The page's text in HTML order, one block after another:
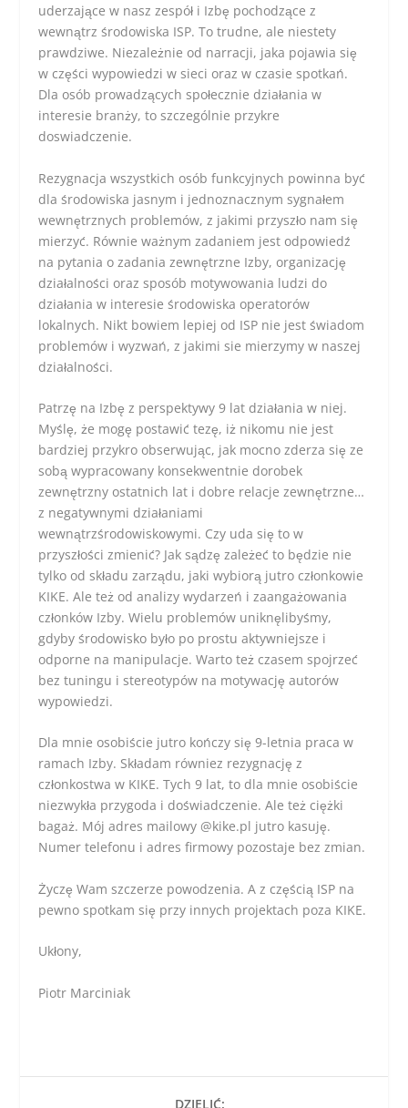
uderzające w nasz zespół i Izbę pochodzące z
wewnątrz środowiska ISP. To trudne, ale niestety
prawdziwe. Niezależnie od narracji, jaka pojawia się
w części wypowiedzi w sieci oraz w czasie spotkań.
Dla osób prowadzących społecznie działania w
interesie branży, to szczególnie przykre
doswiadczenie.
Rezygnacja wszystkich osób funkcyjnych powinna być
dla środowiska jasnym i jednoznacznym sygnałem
wewnętrznych problemów, z jakimi przyszło nam się
mierzyć. Równie ważnym zadaniem jest odpowiedź
na pytania o zadania zewnętrzne Izby, organizację
działalności oraz sposób motywowania ludzi do
działania w interesie środowiska operatorów
lokalnych. Nikt bowiem lepiej od ISP nie jest świadom
problemów i wyzwań, z jakimi sie mierzymy w naszej
działalności.
Patrzę na Izbę z perspektywy 9 lat działania w niej.
Myślę, że mogę postawić tezę, iż nikomu nie jest
bardziej przykro obserwując, jak mocno zderza się ze
sobą wypracowany konsekwentnie dorobek
zewnętrzny ostatnich lat i dobre relacje zewnętrzne…
z negatywnymi działaniami
wewnątrzśrodowiskowymi. Czy uda się to w
przyszłości zmienić? Jak sądzę zależeć to będzie nie
tylko od składu zarządu, jaki wybiorą jutro członkowie
KIKE. Ale też od analizy wydarzeń i zaangażowania
członków Izby. Wielu problemów uniknęlibyśmy,
gdyby środowisko było po prostu aktywniejsze i
odporne na manipulacje. Warto też czasem spojrzeć
bez tuningu i stereotypów na motywację autorów
wypowiedzi.
Dla mnie osobiście jutro kończy się 9-letnia praca w
ramach Izby. Składam równiez rezygnację z
członkostwa w KIKE. Tych 9 lat, to dla mnie osobiście
niezwykła przygoda i doświadczenie. Ale też ciężki
bagaż. Mój adres mailowy @kike.pl jutro kasuję.
Numer telefonu i adres firmowy pozostaje bez zmian.
Życzę Wam szczerze powodzenia. A z częścią ISP na
pewno spotkam się przy innych projektach poza KIKE.
Ukłony,
Piotr Marciniak
DZIELIĆ: